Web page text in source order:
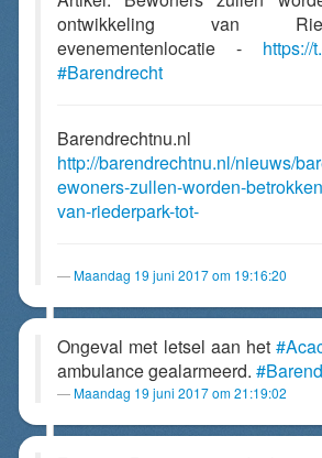
ontwikkeling van
evenementenlocatie - https://
#Barendrecht
Barendrechtnu.nl
http://barendrechtnu.nl/nieuws/
ewoners-zullen-worden-
van-riederpark-tot-
Maandag 19 juni 2017 om 19:16:20
Ongeval met letsel aan het
ambulance gealarmeerd.
Maandag 19 juni 2017 om 21:19:02